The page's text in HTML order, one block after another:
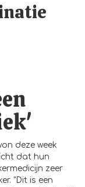
deze week
dat hun
zeer
"Dit is een